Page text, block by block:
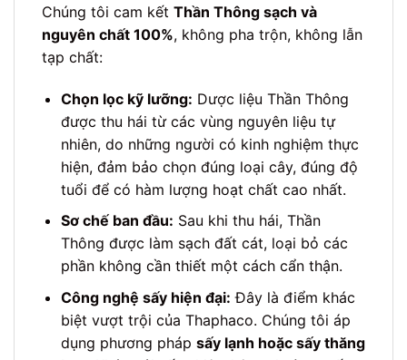
Chúng tôi cam kết Thần Thông sạch và
nguyên chất 100%, không pha trộn, không lẫn
tạp chất:
Chọn lọc kỹ lưỡng: Dược liệu Thần Thông
được thu hái từ các vùng nguyên liệu tự
nhiên, do những người có kinh nghiệm thực
hiện, đảm bảo chọn đúng loại cây, đúng độ
tuổi để có hàm lượng hoạt chất cao nhất.
Sơ chế ban đầu: Sau khi thu hái, Thần
Thông được làm sạch đất cát, loại bỏ các
phần không cần thiết một cách cẩn thận.
Công nghệ sấy hiện đại: Đây là điểm khác
biệt vượt trội của Thaphaco. Chúng tôi áp
dụng phương pháp sấy lạnh hoặc sấy thăng